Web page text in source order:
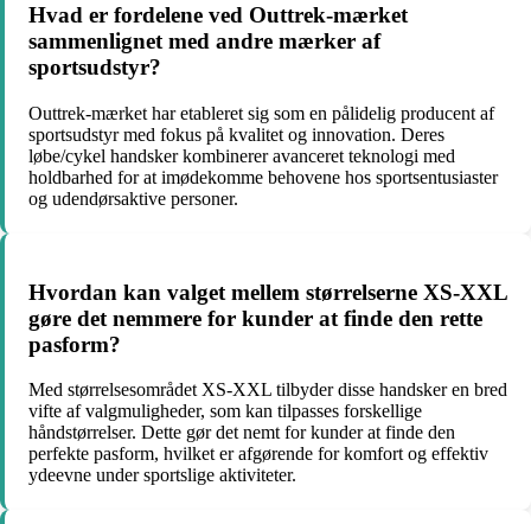
Hvad er fordelene ved Outtrek-mærket
sammenlignet med andre mærker af
sportsudstyr?
Outtrek-mærket har etableret sig som en pålidelig producent af
sportsudstyr med fokus på kvalitet og innovation. Deres
løbe/cykel handsker kombinerer avanceret teknologi med
holdbarhed for at imødekomme behovene hos sportsentusiaster
og udendørsaktive personer.
Hvordan kan valget mellem størrelserne XS-XXL
gøre det nemmere for kunder at finde den rette
pasform?
Med størrelsesområdet XS-XXL tilbyder disse handsker en bred
vifte af valgmuligheder, som kan tilpasses forskellige
håndstørrelser. Dette gør det nemt for kunder at finde den
perfekte pasform, hvilket er afgørende for komfort og effektiv
ydeevne under sportslige aktiviteter.